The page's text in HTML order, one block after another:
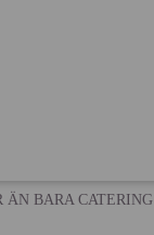
ÄN BARA CATERING